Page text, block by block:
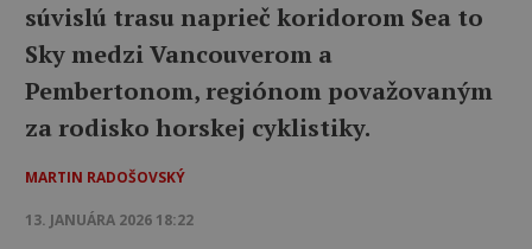
súvislú trasu naprieč koridorom Sea to
Sky medzi Vancouverom a
Pembertonom, regiónom považovaným
za rodisko horskej cyklistiky.
MARTIN RADOŠOVSKÝ
13. JANUÁRA 2026 18:22